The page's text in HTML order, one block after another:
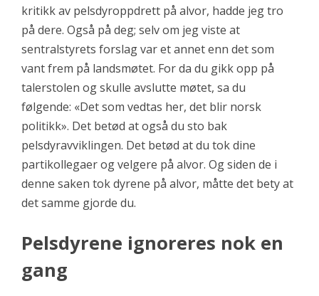
kritikk av pelsdyroppdrett på alvor, hadde jeg tro
på dere. Også på deg; selv om jeg viste at
sentralstyrets forslag var et annet enn det som
vant frem på landsmøtet. For da du gikk opp på
talerstolen og skulle avslutte møtet, sa du
følgende: «Det som vedtas her, det blir norsk
politikk». Det betød at også du sto bak
pelsdyravviklingen. Det betød at du tok dine
partikollegaer og velgere på alvor. Og siden de i
denne saken tok dyrene på alvor, måtte det bety at
det samme gjorde du.
Pelsdyrene ignoreres nok en
gang